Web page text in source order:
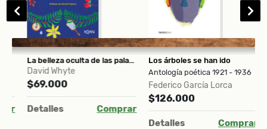
La belleza oculta de las palabras cotidianas
David Whyte
$69.000
Detalles Comprar
Los árboles se han ido
Antología poética 1921 - 1936
Federico García Lorca
$126.000
Detalles Comprar